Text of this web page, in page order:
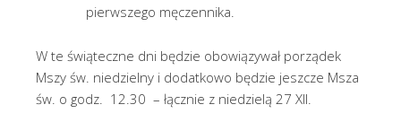
pierwszego męczennika.
W te świąteczne dni będzie obowiązywał porządek
Mszy św. niedzielny i dodatkowo będzie jeszcze Msza
św. o godz. 12.30 – łącznie z niedzielą 27 XII.